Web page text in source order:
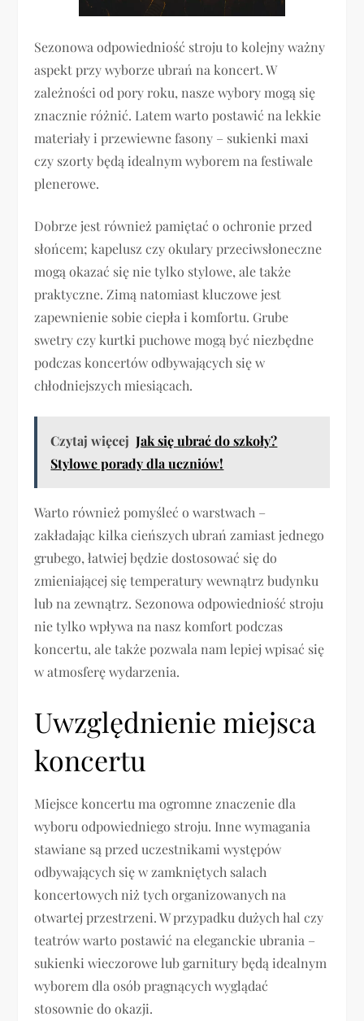
Sezonowa odpowiedniość stroju to kolejny ważny
aspekt przy wyborze ubrań na koncert. W
zależności od pory roku, nasze wybory mogą się
znacznie różnić. Latem warto postawić na lekkie
materiały i przewiewne fasony – sukienki maxi
czy szorty będą idealnym wyborem na festiwale
plenerowe.
Dobrze jest również pamiętać o ochronie przed
słońcem; kapelusz czy okulary przeciwsłoneczne
mogą okazać się nie tylko stylowe, ale także
praktyczne. Zimą natomiast kluczowe jest
zapewnienie sobie ciepła i komfortu. Grube
swetry czy kurtki puchowe mogą być niezbędne
podczas koncertów odbywających się w
chłodniejszych miesiącach.
Czytaj więcej Jak się ubrać do szkoły?
Stylowe porady dla uczniów!
Warto również pomyśleć o warstwach –
zakładając kilka cieńszych ubrań zamiast jednego
grubego, łatwiej będzie dostosować się do
zmieniającej się temperatury wewnątrz budynku
lub na zewnątrz. Sezonowa odpowiedniość stroju
nie tylko wpływa na nasz komfort podczas
koncertu, ale także pozwala nam lepiej wpisać się
w atmosferę wydarzenia.
Uwzględnienie miejsca
koncertu
Miejsce koncertu ma ogromne znaczenie dla
wyboru odpowiedniego stroju. Inne wymagania
stawiane są przed uczestnikami występów
odbywających się w zamkniętych salach
koncertowych niż tych organizowanych na
otwartej przestrzeni. W przypadku dużych hal czy
teatrów warto postawić na eleganckie ubrania –
sukienki wieczorowe lub garnitury będą idealnym
wyborem dla osób pragnących wyglądać
stosownie do okazji.